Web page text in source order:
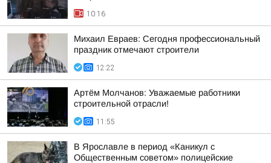
10:16
Михаил Евраев: Сегодня профессиональный
праздник отмечают строители
12:22
Артём Молчанов: Уважаемые работники
строительной отрасли!
11:55
В Ярославле в период «Каникул с
Общественным советом» полицейские